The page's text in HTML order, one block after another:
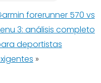
forerunner 570 vs
3: análisis completo
deportistas
»